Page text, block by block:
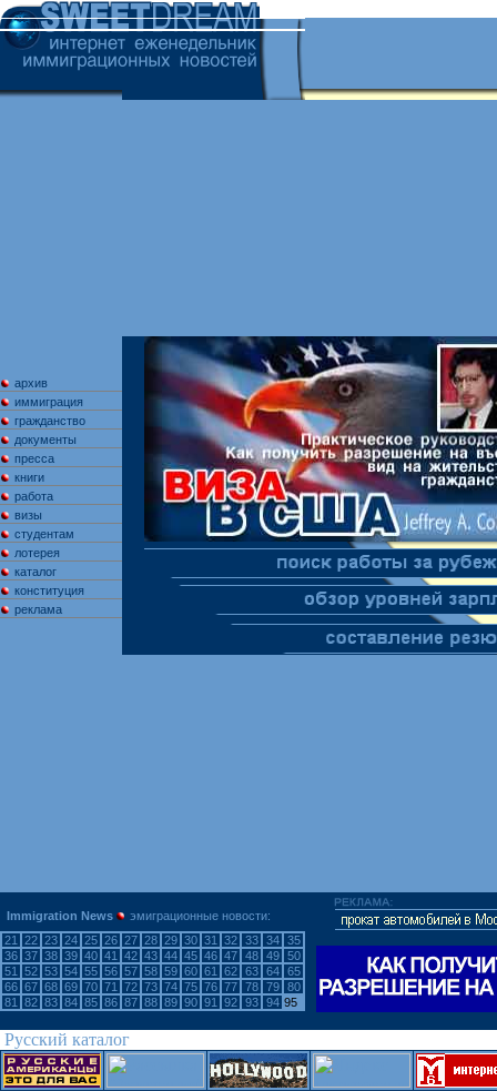
архив
иммиграция
гражданство
документы
пресса
книги
работа
визы
студентам
лотерея
каталог
конституция
реклама
Immigration News
эмиграционные новости:
21
22 23 24 25 26 27 28 29 30 31 32 33 34
35
36 37 38 39 40 41 42 43 44 45 46 47 48 49
50
51
52 53 54 55 56 57 58 59 60 61 62 63 64
65
66 67 68 69 70 71 72 73 74 75 76 77 78 79
80
81
82 83 84 85 86 87 88 89 90 91 92 93 94 95
Русский каталог